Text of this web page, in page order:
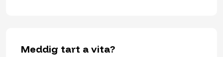
Meddig tart a vita?